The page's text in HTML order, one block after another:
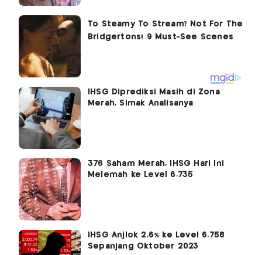
IHSG Diprediksi Masih di Zona
Merah, Simak Analisanya
376 Saham Merah, IHSG Hari Ini
Melemah ke Level 6.735
IHSG Anjlok 2,6% ke Level 6.758
Sepanjang Oktober 2023